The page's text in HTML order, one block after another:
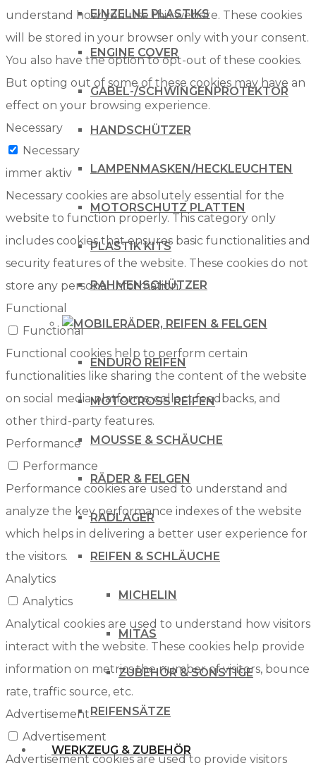
EINZELNE PLASTIKS
ENGINE COVER
GABEL-/SCHWINGENPROTEKTOR
HANDSCHÜTZER
LAMPENMASKEN/HECKLEUCHTEN
MOTORSCHUTZ PLATTEN
PLASTIK KITS
RAHMENSCHÜTZER
RÄDER, REIFEN & FELGEN
ENDURO REIFEN
MOTOCROSS REIFEN
MOUSSE & SCHÄUCHE
RÄDER & FELGEN
RADLAGER
REIFEN & SCHLÄUCHE
MICHELIN
MITAS
ZUBEHÖR & SONSTIGE
REIFENSÄTZE
WERKZEUG & ZUBEHÖR
understand how you use this website. These cookies
will be stored in your browser only with your consent.
You also have the option to opt-out of these cookies.
But opting out of some of these cookies may have an
effect on your browsing experience.
Necessary
Necessary
immer aktiv
Necessary cookies are absolutely essential for the
website to function properly. This category only
includes cookies that ensures basic functionalities and
security features of the website. These cookies do not
store any personal information.
Functional
Functional
Functional cookies help to perform certain
functionalities like sharing the content of the website
on social media platforms, collect feedbacks, and
other third-party features.
Performance
Performance
Performance cookies are used to understand and
analyze the key performance indexes of the website
which helps in delivering a better user experience for
the visitors.
Analytics
Analytics
Analytical cookies are used to understand how visitors
interact with the website. These cookies help provide
information on metrics the number of visitors, bounce
rate, traffic source, etc.
Advertisement
Advertisement
Advertisement cookies are used to provide visitors